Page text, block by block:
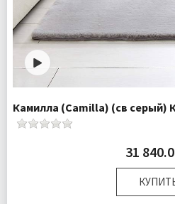
Камилла (Camilla) (св серый)
31